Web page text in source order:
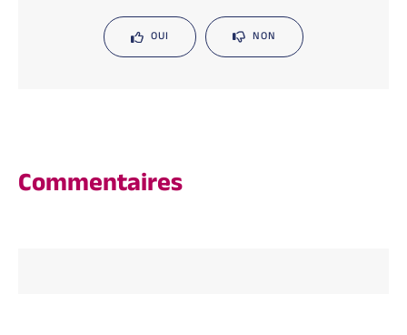
OUI NON
Commentaires